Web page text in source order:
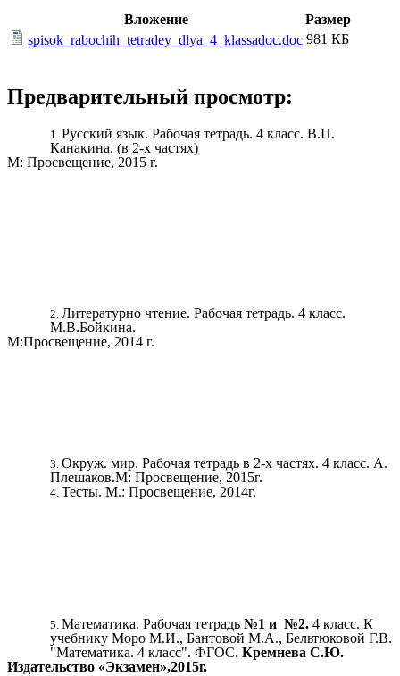
Вложение
Размер
spisok_rabochih_tetradey_dlya_4_klassadoc.doc 981 КБ
Предварительный просмотр:
Русский язык. Рабочая тетрадь. 4 класс. В.П.
Канакина. (в 2-х частях)
М: Просвещение, 2015 г.
Литературно чтение. Рабочая тетрадь. 4 класс.
М.В.Бойкина.
М:Просвещение, 2014 г.
Окруж. мир. Рабочая тетрадь в 2-х частях. 4 класс. А.
Плешаков.М: Просвещение, 2015г.
Тесты. М.: Просвещение, 2014г.
Математика. Рабочая тетрадь №1 и №2. 4 класс. К
учебнику Моро М.И., Бантовой М.А., Бельтюковой Г.В.
"Математика. 4 класс". ФГОС. Кремнева С.Ю.
Издательство «Экзамен»,2015г.